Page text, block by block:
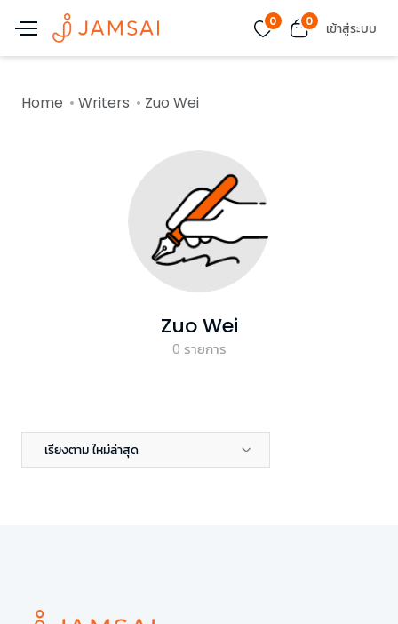
0 0 เข้าสู่ระบบ
Home Writers Zuo Wei
Zuo Wei
0 รายการ
เรียงตาม ใหม่ล่าสุด